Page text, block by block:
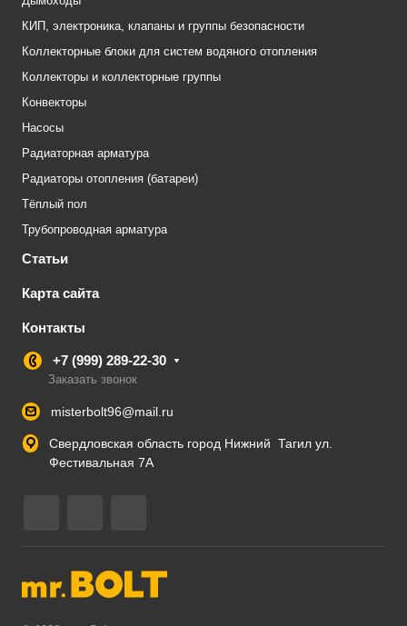
КИП, электроника, клапаны и группы безопасности
Коллекторные блоки для систем водяного отопления
Коллекторы и коллекторные группы
Конвекторы
Насосы
Радиаторная арматура
Радиаторы отопления (батареи)
Тёплый пол
Трубопроводная арматура
Статьи
Карта сайта
Контакты
+7 (999) 289-22-30
Заказать звонок
misterbolt96@mail.ru
Свердловская область город Нижний Тагил ул.
Фестивальная 7А